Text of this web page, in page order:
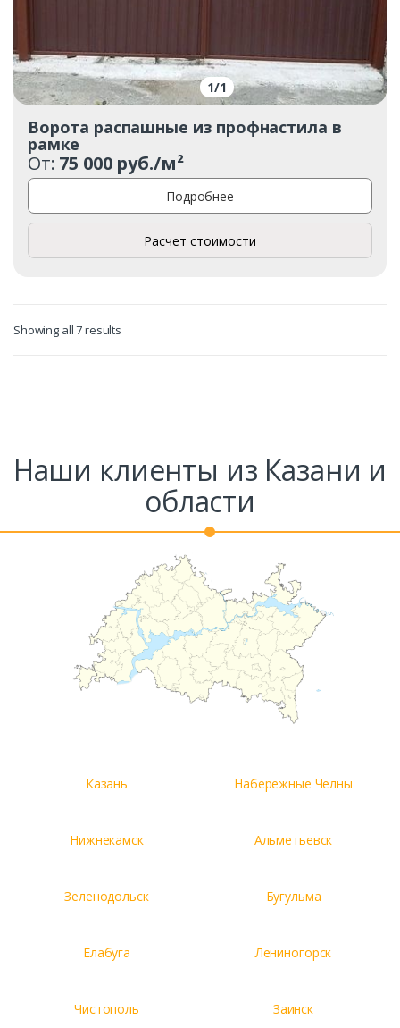
1/1
Ворота распашные из профнастила в
рамке
От: 75 000 руб./м²
Подробнее
Расчет стоимости
Showing all 7 results
Наши клиенты из Казани и
области
Казань Набережные Челны
Нижнекамск Альметьевск
Зеленодольск Бугульма
Елабуга Лениногорск
Чистополь Заинск